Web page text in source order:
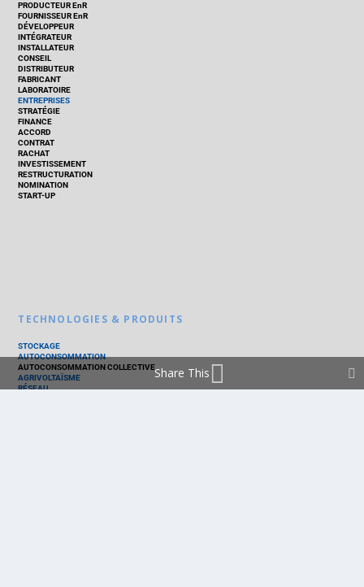
PRODUCTEUR EnR
FOURNISSEUR EnR
DÉVELOPPEUR
INTÉGRATEUR
INSTALLATEUR
CONSEIL
DISTRIBUTEUR
FABRICANT
LABORATOIRE
ENTREPRISES
STRATÉGIE
FINANCE
ACCORD
CONTRAT
RACHAT
INVESTISSEMENT
RESTRUCTURATION
NOMINATION
START-UP
TECHNOLOGIES & PRODUITS
STOCKAGE
AUTOCONSOMMATION
AUTOCONSOMMATION COLLECTIVE
AGRIVOLTAÏSME
RÉSEAU
Share This